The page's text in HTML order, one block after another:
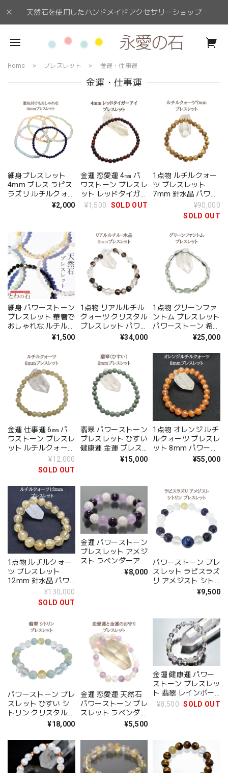
天然石を使用したハンドメイドアクセサリーショップ
Home ブレスレット 金運・仕事運
金運・仕事運
細身ブレスレット
4mm ブレス ラピス
ラズリ ルチルクォー
ツ モルガナイト ア
ブレス 重ね付けブレ
ス 天然石 厄除け 幸
運 開運 レディース
メンズ お守り ラッ
ピング無料 送料無料
誕生日 アクセサリー
¥2,000
金運 恋愛運 4㎜ パ
ワストーン ブレスレ
ット レッドタイガー
アイ 小さな石 天然
開運ブレス アクセサ
¥1,500 SOLD OUT
1点物 ルチルクォー
ツ ブレスレット
7mm 針水晶 パワー
ストーン 希少 天然
石 ブレス 金運 お守
¥90,000
SOLD OUT
細身 パワーストーン
ブレスレット 華奢で
おしゃれな ルチルク
ォーツ 小さな石 翡
ブルーレースアゲー
ト オニキス シルバ
ー ゴールド アジャ
スター付き フリーサ
イズ 原石 天然石
3mm ホワイトデー
アクセサリー
¥1,500
1点物 リアルルチル
クォーツ クリスタル
ブレスレット パワー
ストーン 希少 天然
ッピング 送料無料
アクセサリー
¥34,000
1点物 グリーンファ
ントム ブレスレット
パワーストーン 希少
天然石 ブレス お守
無料 アクセサリー
¥25,000
金運 仕事運 6㎜ パ
ワストーン ブレスレ
ット ルチルクォーツ
天然石 ブレス レデ
ィース プレゼント
開運ブレス アクセサ
リー
¥12,000
SOLD OUT
翡翠 パワーストーン
ブレスレット ひすい
健康運 金運 ブレス
5月 誕生石 プレゼン
セサリー
¥15,000
1点物 オレンジ ルチ
ルクォーツ ブレスレ
ット 8mm パワース
トーン 希少 金運 仕
¥55,000
1点物 ルチルクォー
ツ ブレスレット
12mm 針水晶 パワ
ーストーン 希少 天
然石 ブレス 金運 お
¥130,000
SOLD OUT
金運 パワーストーン
ブレスレット アメジ
スト ラベンダーアメ
ジスト レインボーク
¥8,000
パワーストーン ブレ
スレット ラピスラズ
リ アメジスト シト
リン クリスタル レ
ス レディース メン
ズ プレゼント メー
ル便 送料無料 アク
セサリー
¥9,500
パワーストーン ブレ
スレット ひすい シ
トリン クリスタル
金運 水晶 天然石 ブ
ンズ プレゼント メ
ール便 送料無料 ア
クセサリー
¥18,000
金運 恋愛運 天然石
パワーストーン ブレ
スレット ラベンダー
アメジスト ローズク
ォーツ クラック水晶
パワーストーンブレ
ス 送料無料 アクセ
サリー
¥5,500
金運 健康運 パワー
ストーン ブレスレッ
ト 翡翠 レインボー
クォーツ クリスタル
アクセサリー
¥8,500 SOLD OUT